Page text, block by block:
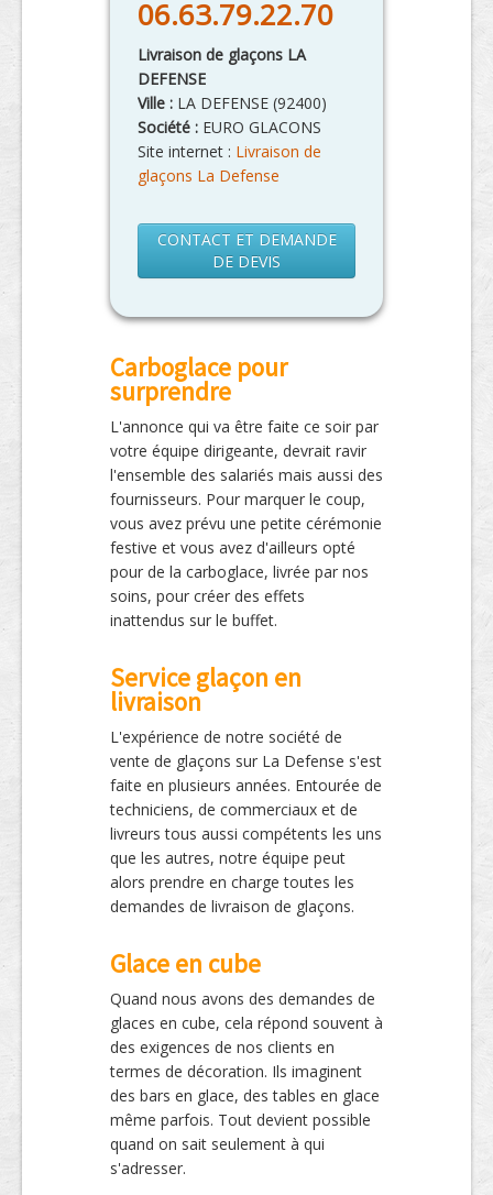
06.63.79.22.70
Livraison de glaçons LA
DEFENSE
Ville : LA DEFENSE (92400)
Société : EURO GLACONS
Site internet : Livraison de
glaçons La Defense
CONTACT ET DEMANDE
DE DEVIS
Carboglace pour
surprendre
L'annonce qui va être faite ce soir par
votre équipe dirigeante, devrait ravir
l'ensemble des salariés mais aussi des
fournisseurs. Pour marquer le coup,
vous avez prévu une petite cérémonie
festive et vous avez d'ailleurs opté
pour de la carboglace, livrée par nos
soins, pour créer des effets
inattendus sur le buffet.
Service glaçon en
livraison
L'expérience de notre société de
vente de glaçons sur La Defense s'est
faite en plusieurs années. Entourée de
techniciens, de commerciaux et de
livreurs tous aussi compétents les uns
que les autres, notre équipe peut
alors prendre en charge toutes les
demandes de livraison de glaçons.
Glace en cube
Quand nous avons des demandes de
glaces en cube, cela répond souvent à
des exigences de nos clients en
termes de décoration. Ils imaginent
des bars en glace, des tables en glace
même parfois. Tout devient possible
quand on sait seulement à qui
s'adresser.